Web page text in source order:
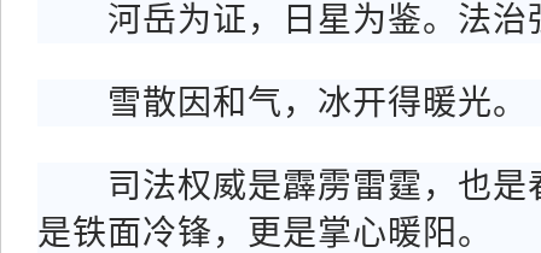
河岳为证，日星为鉴。法治
雪散因和气，冰开得暖光。
司法权威是霹雳雷霆，也是
是铁面冷锋，更是掌心暖阳。